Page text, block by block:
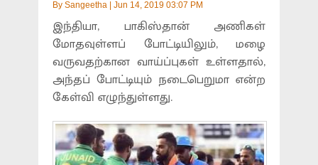
By Sangeetha Jun 14, 2019 03:07 PM
இந்தியா, பாகிஸ்தான் அணிகள்
மோதவுள்ளப் போட்டியிலும், மழை
வருவதற்கான வாய்ப்புகள் உள்ளதால்,
அந்தப் போட்டியும் நடைபெறுமா என்ற
கேள்வி எழுந்துள்ளது.